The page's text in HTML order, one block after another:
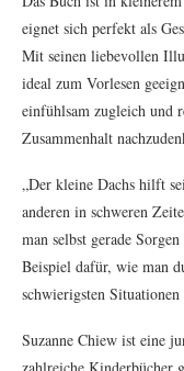
eignet sich perfekt als
Mit seinen liebevollen
ideal zum Vorlesen
einfühlsam zugleich und
Zusammenhalt
„Der kleine Dachs hilft
anderen in schweren
man selbst gerade
Beispiel dafür, wie man
schwierigsten
Suzanne Chiew ist eine